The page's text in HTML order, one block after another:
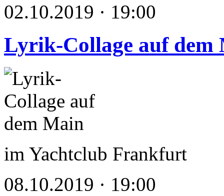
02.10.2019 · 19:00
Lyrik-Collage auf dem
im Yachtclub Frankfurt
08.10.2019 · 19:00